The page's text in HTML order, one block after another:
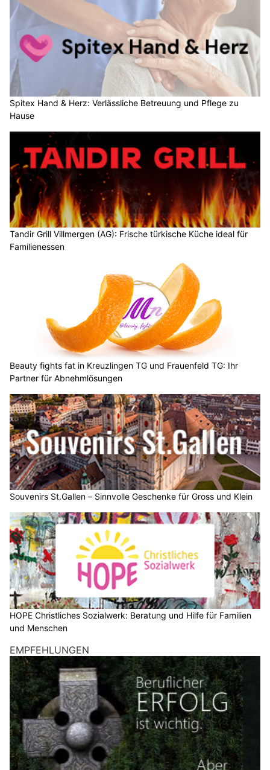
Spitex Hand & Herz: Verlässliche Betreuung und Pflege zu
Hause
Tandir Grill Villmergen (AG): Frische türkische Küche ideal für
Familienessen
Beauty fights fat in Kreuzlingen TG und Frauenfeld TG: Ihr
Partner für Abnehmlösungen
Souvenirs St.Gallen – Sinnvolle Geschenke für Gross und Klein
HOPE Christliches Sozialwerk: Beratung und Hilfe für Familien
und Menschen
EMPFEHLUNGEN